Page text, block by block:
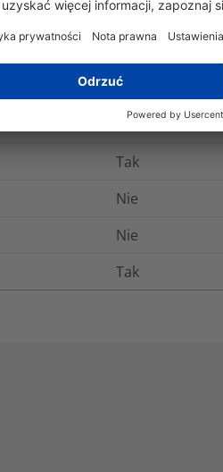
E357929
-25°C do +90°C
Tak
Nie
Nie
Tak